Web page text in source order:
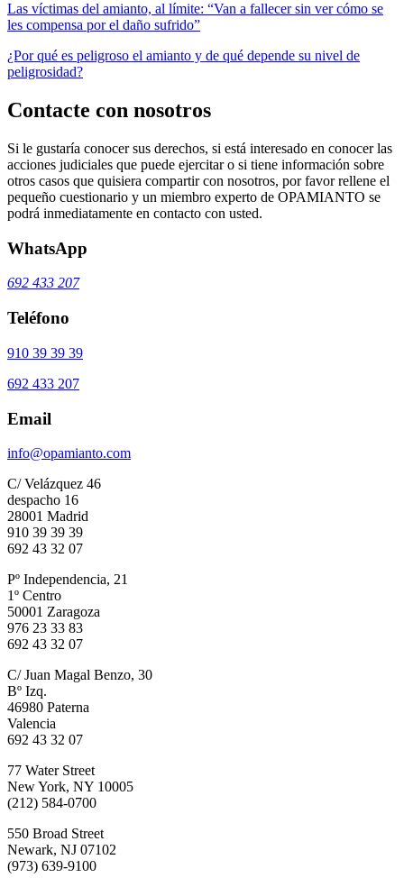
Las víctimas del amianto, al límite: “Van a fallecer sin ver cómo se
les compensa por el daño sufrido”
¿Por qué es peligroso el amianto y de qué depende su nivel de
peligrosidad?
Contacte con nosotros
Si le gustaría conocer sus derechos, si está interesado en conocer las
acciones judiciales que puede ejercitar o si tiene información sobre
otros casos que quisiera compartir con nosotros, por favor rellene el
pequeño cuestionario y un miembro experto de OPAMIANTO se
podrá inmediatamente en contacto con usted.
WhatsApp
692 433 207
Teléfono
910 39 39 39
692 433 207
Email
info@opamianto.com
C/ Velázquez 46
despacho 16
28001 Madrid
910 39 39 39
692 43 32 07
Pº Independencia, 21
1º Centro
50001 Zaragoza
976 23 33 83
692 43 32 07
C/ Juan Magal Benzo, 30
Bº Izq.
46980 Paterna
Valencia
692 43 32 07
77 Water Street
New York, NY 10005
(212) 584-0700
550 Broad Street
Newark, NJ 07102
(973) 639-9100